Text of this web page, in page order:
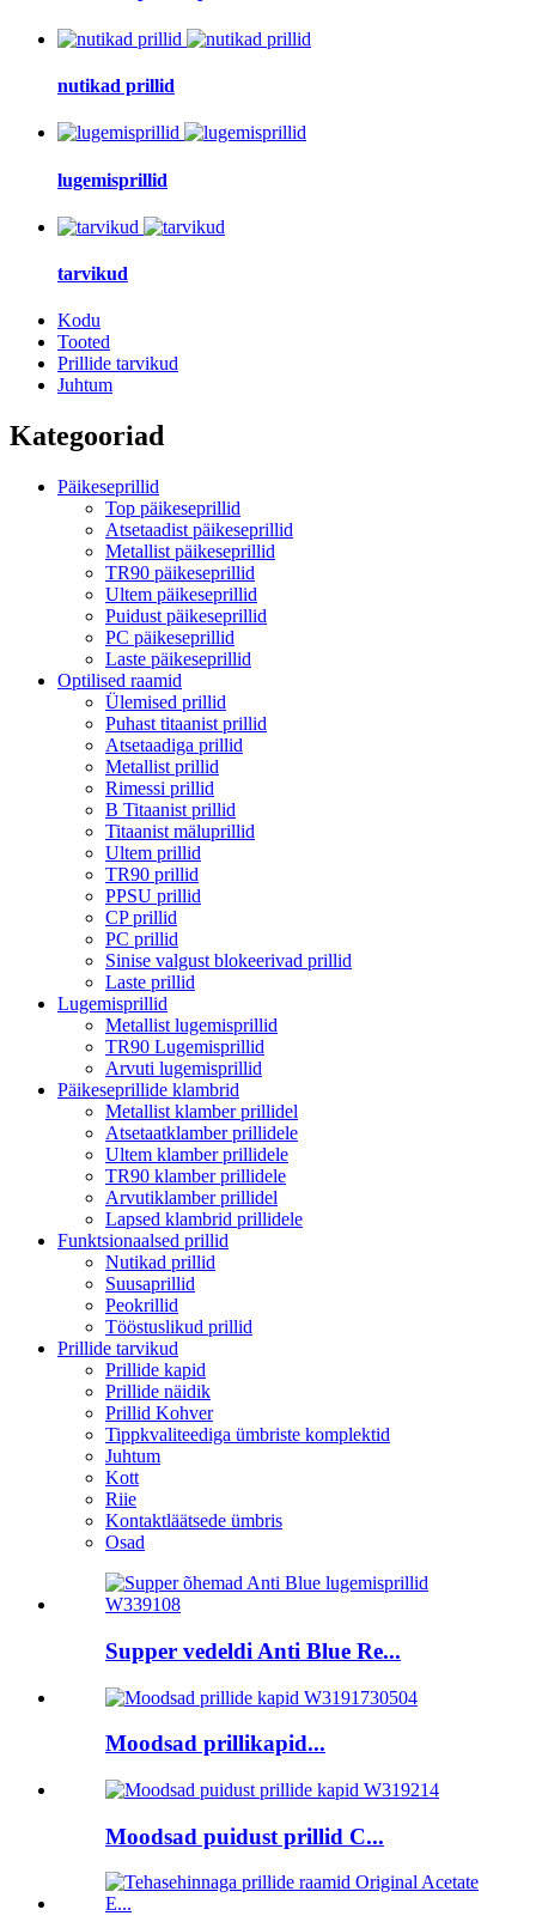
nutikad prillid
lugemisprillid
tarvikud
Kodu
Tooted
Prillide tarvikud
Juhtum
Kategooriad
Päikeseprillid
Top päikeseprillid
Atsetaadist päikeseprillid
Metallist päikeseprillid
TR90 päikeseprillid
Ultem päikeseprillid
Puidust päikeseprillid
PC päikeseprillid
Laste päikeseprillid
Optilised raamid
Ülemised prillid
Puhast titaanist prillid
Atsetaadiga prillid
Metallist prillid
Rimessi prillid
B Titaanist prillid
Titaanist mäluprillid
Ultem prillid
TR90 prillid
PPSU prillid
CP prillid
PC prillid
Sinise valgust blokeerivad prillid
Laste prillid
Lugemisprillid
Metallist lugemisprillid
TR90 Lugemisprillid
Arvuti lugemisprillid
Päikeseprillide klambrid
Metallist klamber prillidel
Atsetaatklamber prillidele
Ultem klamber prillidele
TR90 klamber prillidele
Arvutiklamber prillidel
Lapsed klambrid prillidele
Funktsionaalsed prillid
Nutikad prillid
Suusaprillid
Peokrillid
Tööstuslikud prillid
Prillide tarvikud
Prillide kapid
Prillide näidik
Prillid Kohver
Tippkvaliteediga ümbriste komplektid
Juhtum
Kott
Riie
Kontaktläätsede ümbris
Osad
Supper vedeldi Anti Blue Re...
Moodsad prillikapid...
Moodsad puidust prillid C...